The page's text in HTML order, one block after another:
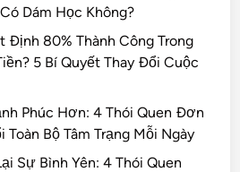
Dám Học Không?
Định 80% Thành Công Trong
5 Bí Quyết Thay Đổi Cuộc
Phúc Hơn: 4 Thói Quen Đơn
Bộ Tâm Trạng Mỗi Ngày
Sự Bình Yên: 4 Thói Quen